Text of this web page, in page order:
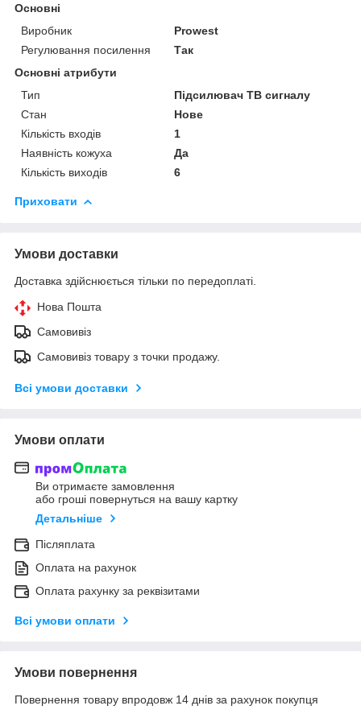
Основні
Виробник
Prowest
Регулювання посилення
Так
Основні атрибути
Тип
Підсилювач ТВ сигналу
Стан
Нове
Кількість входів
1
Наявність кожуха
Да
Кількість виходів
6
Приховати
Умови доставки
Доставка здійснюється тільки по передоплаті.
Нова Пошта
Самовивіз
Самовивіз товару з точки продажу.
Всі умови доставки
Умови оплати
Ви отримаєте замовлення
або гроші повернуться на вашу картку
Детальніше
Післяплата
Оплата на рахунок
Оплата рахунку за реквізитами
Всі умови оплати
Умови повернення
Повернення товару впродовж 14 днів за рахунок покупця